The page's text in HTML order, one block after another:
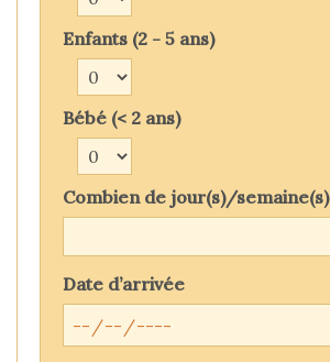
Enfants (2 - 5 ans)
Bébé (< 2 ans)
Combien de jour(s)/semaine(s)
Date d’arrivée